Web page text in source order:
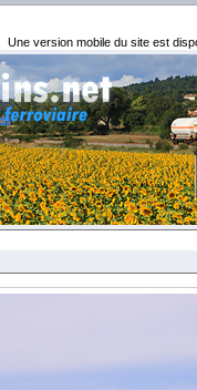
Une version mobile du site est